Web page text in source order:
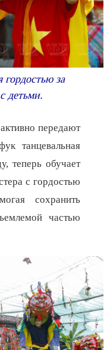
гордостью за
детьми.
передают
танцевальная
теперь обучает
с гордостью
сохранить
частью